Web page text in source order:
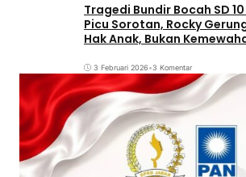
Tragedi Bundir Bocah SD
Picu Sorotan, Rocky
Hak Anak, Bukan
3 Februari 2026•3 Komentar